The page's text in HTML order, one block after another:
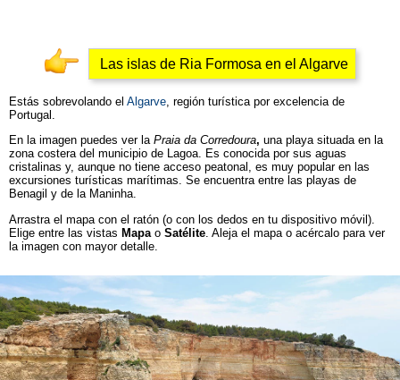
Las islas de Ria Formosa en el Algarve
Estás sobrevolando el Algarve, región turística por excelencia de
Portugal.
En la imagen puedes ver la Praia da Corredoura, una playa situada en la
zona costera del municipio de Lagoa. Es conocida por sus aguas
cristalinas y, aunque no tiene acceso peatonal, es muy popular en las
excursiones turísticas marítimas. Se encuentra entre las playas de
Benagil y de la Maninha.
Arrastra el mapa con el ratón (o con los dedos en tu dispositivo móvil).
Elige entre las vistas Mapa o Satélite . Aleja el mapa o acércalo para ver
la imagen con mayor detalle.